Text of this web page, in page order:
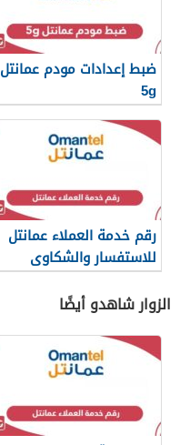
ضبط إعدادات مودم عمانتل
5g
رقم خدمة العملاء عمانتل
للاستفسار والشكاوى
الزوار شاهدو أيضًا